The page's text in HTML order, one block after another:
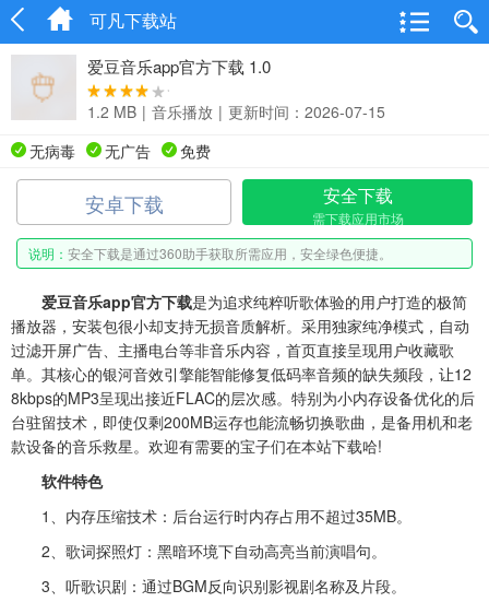
可凡下载站
爱豆音乐app官方下载 1.0
1.2 MB | 音乐播放 | 更新时间：2026-07-15
无病毒
无广告 免费
安卓下载 安全下载
需下载应用市场
说明： 安全下载是通过360助手获取所需应用，安全绿色便捷。
爱豆音乐app官方下载是为追求纯粹听歌体验的用户打造的极简
播放器，安装包很小却支持无损音质解析。采用独家纯净模式，自动
过滤开屏广告、主播电台等非音乐内容，首页直接呈现用户收藏歌
单。其核心的银河音效引擎能智能修复低码率音频的缺失频段，让12
8kbps的MP3呈现出接近FLAC的层次感。特别为小内存设备优化的后
台驻留技术，即使仅剩200MB运存也能流畅切换歌曲，是备用机和老
款设备的音乐救星。欢迎有需要的宝子们在本站下载哈!
软件特色‌
1、内存压缩技术：后台运行时内存占用不超过35MB。
2、歌词探照灯：黑暗环境下自动高亮当前演唱句。
3、听歌识剧：通过BGM反向识别影视剧名称及片段。